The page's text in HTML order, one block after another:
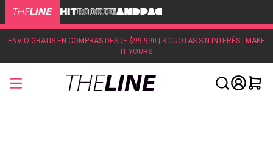
ENVÍO GRATIS EN COMPRAS DESDE $99.990 | 3 CUOTAS SIN INTERÉS | MAKE
IT YOURS